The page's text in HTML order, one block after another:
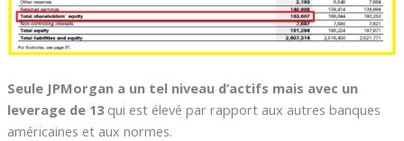
Seule JPMorgan a un tel niveau d’actifs mais avec un
leverage de 13 qui est élevé par rapport aux autres banques
américaines et aux normes.